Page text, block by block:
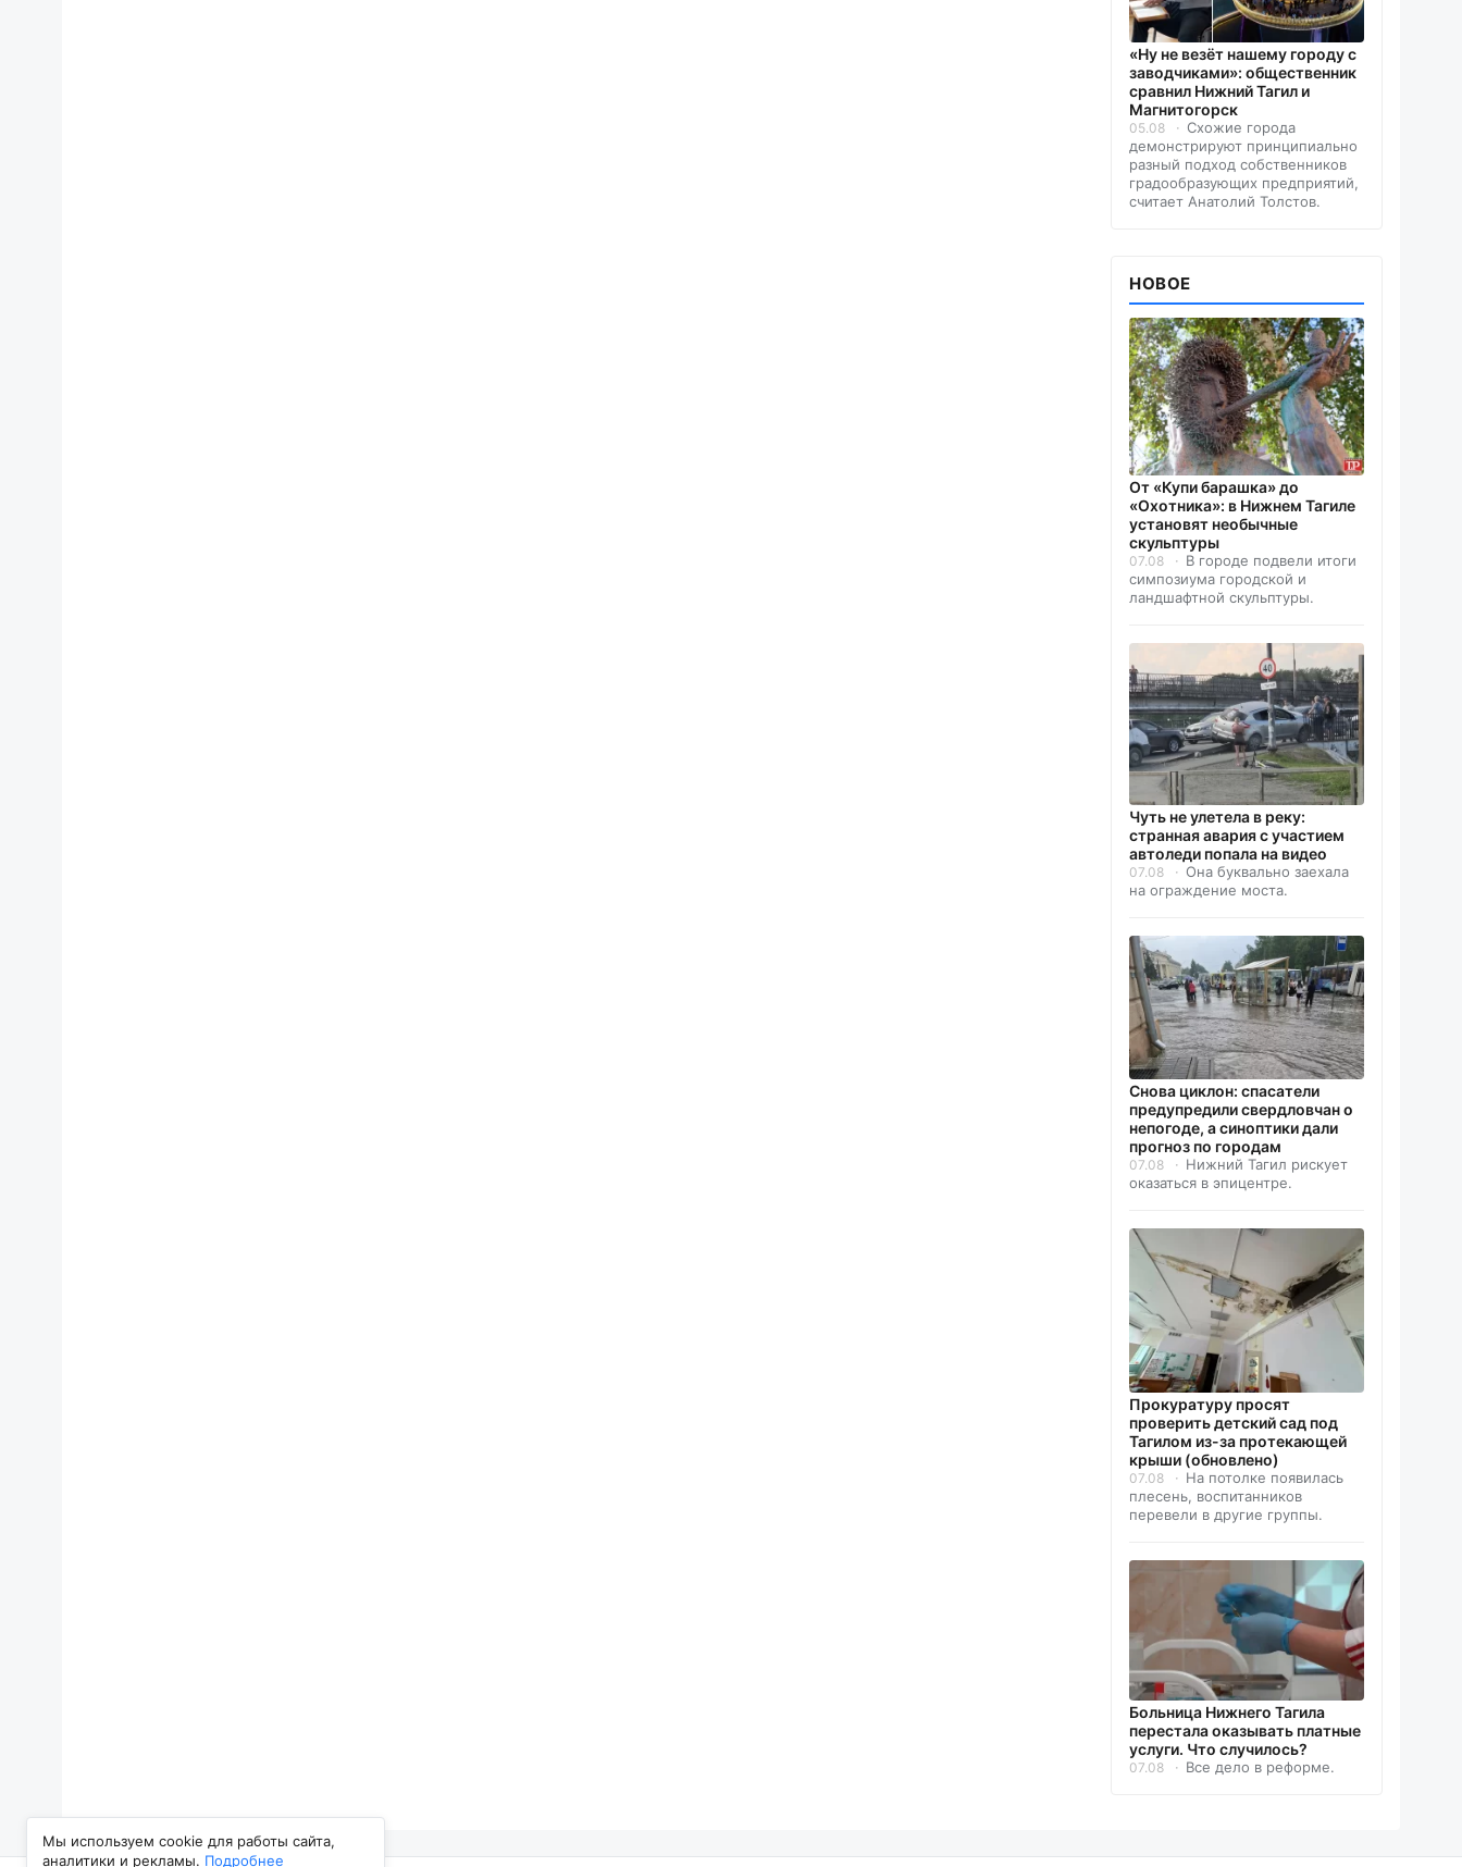
Мы используем cookie для работы сайта,
аналитики и рекламы. Подробнее
«Ну не везёт нашему городу с
заводчиками»: общественник
сравнил Нижний Тагил и
Магнитогорск
05.08
Схожие города
демонстрируют принципиально
разный подход собственников
градообразующих предприятий,
считает Анатолий Толстов.
НОВОЕ
От «Купи барашка» до
«Охотника»: в Нижнем Тагиле
установят необычные
скульптуры
07.08
В городе подвели итоги
симпозиума городской и
ландшафтной скульптуры.
Чуть не улетела в реку:
странная авария с участием
автоледи попала на видео
07.08
Она буквально заехала
на ограждение моста.
Снова циклон: спасатели
предупредили свердловчан о
непогоде, а синоптики дали
прогноз по городам
07.08
Нижний Тагил рискует
оказаться в эпицентре.
Прокуратуру просят
проверить детский сад под
Тагилом из-за протекающей
крыши (обновлено)
07.08
На потолке появилась
плесень, воспитанников
перевели в другие группы.
Больница Нижнего Тагила
перестала оказывать платные
услуги. Что случилось?
07.08 Все дело в реформе.